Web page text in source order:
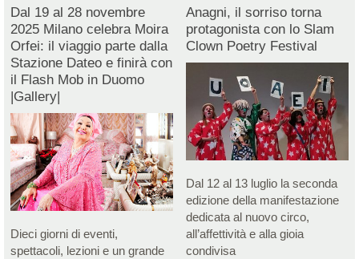
Dal 19 al 28 novembre
2025 Milano celebra Moira
Orfei: il viaggio parte dalla
Stazione Dateo e finirà con
il Flash Mob in Duomo
|Gallery|
Dieci giorni di eventi,
spettacoli, lezioni e un grande
Anagni, il sorriso torna
protagonista con lo Slam
Clown Poetry Festival
Dal 12 al 13 luglio la seconda
edizione della manifestazione
dedicata al nuovo circo,
all’affettività e alla gioia
condivisa